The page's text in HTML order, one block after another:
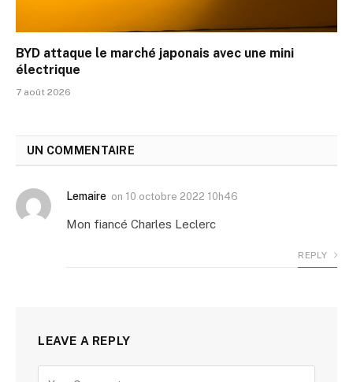
BYD attaque le marché japonais avec une mini
électrique
7 août 2026
UN COMMENTAIRE
Lemaire on 10 octobre 2022 10h46
Mon fiancé Charles Leclerc
REPLY
LEAVE A REPLY